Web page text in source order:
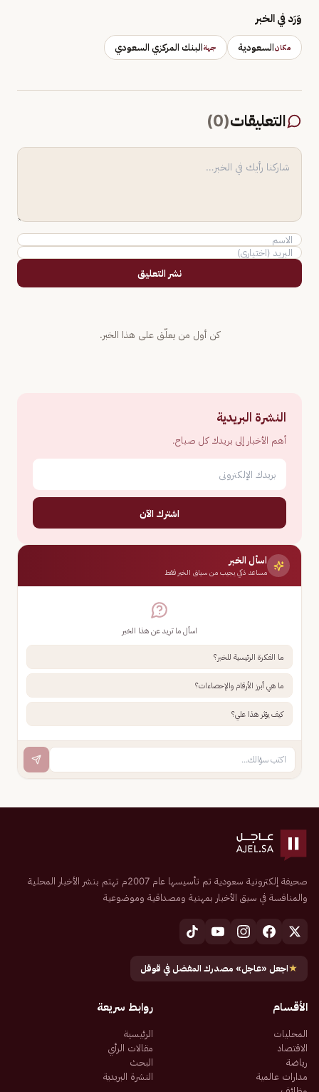
وَرَد في الخبر
مكانالسعودية جهةالبنك المركزي السعودي
التعليقات(
0
)
نشر التعليق
كن أول من يعلّق على هذا الخبر.
النشرة البريدية
أهم الأخبار إلى بريدك كل صباح.
اشترك الآن
اسأل الخبر
مساعد ذكي يجيب من سياق الخبر فقط
اسأل ما تريد عن هذا الخبر
ما الفكرة الرئيسية للخبر؟
ما هي أبرز الأرقام والإحصاءات؟
كيف يؤثر هذا علي؟
صحيفة إلكترونية سعودية تم تأسيسها عام 2007م تهتم بنشر الأخبار المحلية
والمنافسة في سبق الأخبار بمهنية ومصداقية وموضوعية
★اجعل «عاجل» مصدرك المفضل في قوقل
الأقسام
المحليات
الاقتصاد
رياضة
مدارات عالمية
روابط سريعة
الرئيسية
مقالات الرأي
البحث
النشرة البريدية